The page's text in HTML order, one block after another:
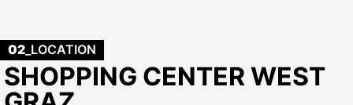
02 _LOCATION
SHOPPING CENTER WEST